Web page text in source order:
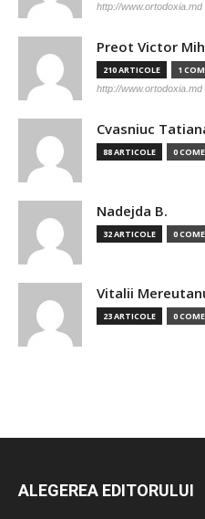
http://www.ortodoxia.md
Preot Victor
210 ARTICOLE 1
http://www.ortodoxia.md
Cvasniuc
88 ARTICOLE 0
Nadejda B.
32 ARTICOLE 0
Vitalii
23 ARTICOLE 0
ALEGEREA EDITORULUI